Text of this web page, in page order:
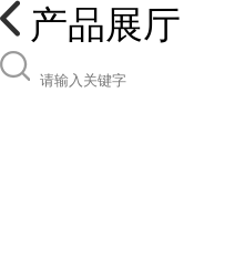
产品展厅